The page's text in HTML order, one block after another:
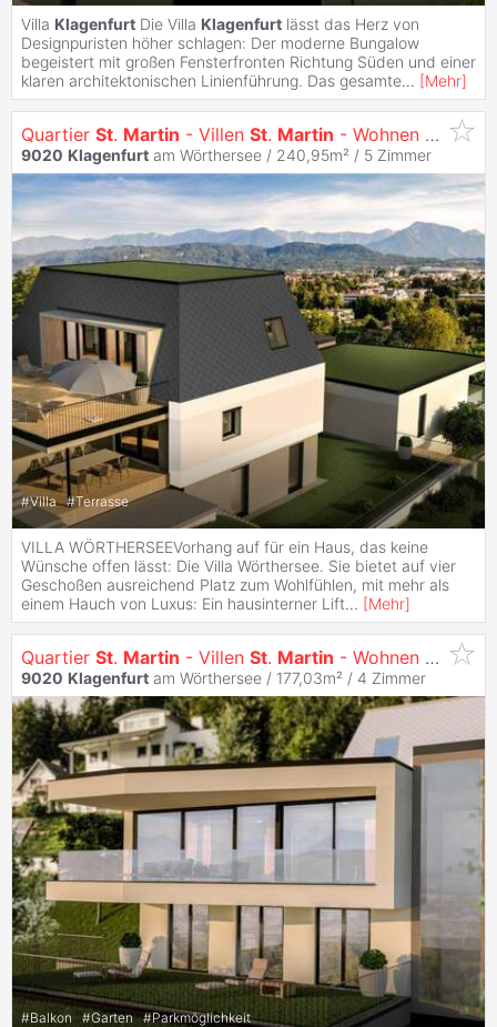
Villa Klagenfurt Die Villa Klagenfurt lässt das Herz von
Designpuristen höher schlagen: Der moderne Bungalow
begeistert mit großen Fensterfronten Richtung Süden und einer
klaren architektonischen Linienführung. Das gesamte... [Mehr]
Quartier St. Martin - Villen St. Martin - Wohnen mit Ausblick
9020 Klagenfurt am Wörthersee / 240,95m² / 5 Zimmer
#Villa #Terrasse
VILLA WÖRTHERSEEVorhang auf für ein Haus, das keine
Wünsche offen lässt: Die Villa Wörthersee. Sie bietet auf vier
Geschoßen ausreichend Platz zum Wohlfühlen, mit mehr als
einem Hauch von Luxus: Ein hausinterner Lift... [Mehr]
Quartier St. Martin - Villen St. Martin - Wohnen mit Ausblick
9020 Klagenfurt am Wörthersee / 177,03m² / 4 Zimmer
#Balkon #Garten #Parkmöglichkeit